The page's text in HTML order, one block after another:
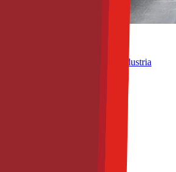
based
de la rentabilidad en la industria